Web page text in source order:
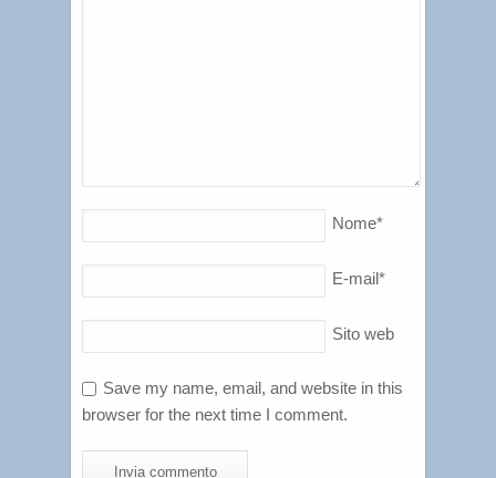
Nome*
E-mail*
Sito web
Save my name, email, and website in this
browser for the next time I comment.